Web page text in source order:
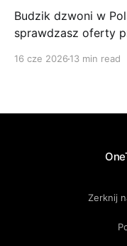
Budzik dzwoni w
sprawdzasz oferty
16 cze 2026 13 min read
Zerknij